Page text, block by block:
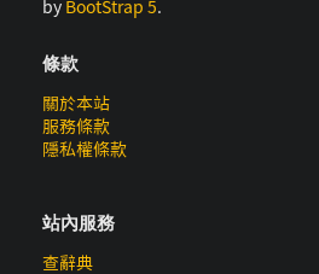
by BootStrap 5.
條款
關於本站
服務條款
隱私權條款
站內服務
查辭典